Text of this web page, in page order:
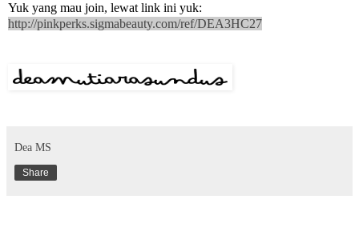
Yuk yang mau join, lewat link ini yuk:
http://pinkperks.sigmabeauty.com/ref/DEA3HC27
Dea MS
Share